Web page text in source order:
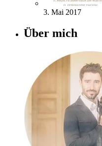
3. Mai 2017
Über mich